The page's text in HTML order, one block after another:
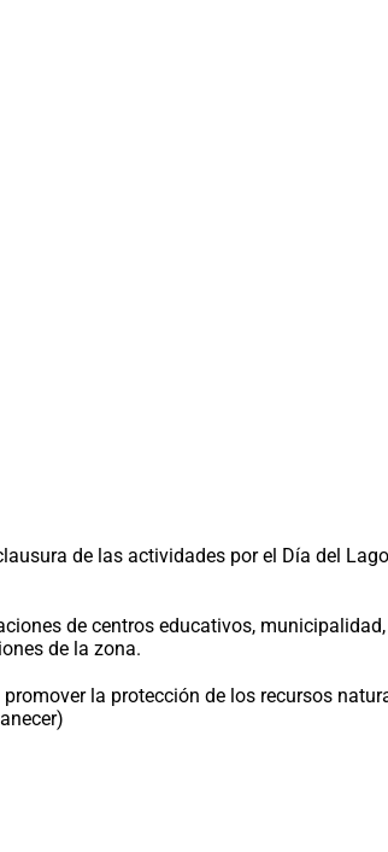
de las actividades por el Día del
de centros educativos,
de la zona.
la protección de los recursos